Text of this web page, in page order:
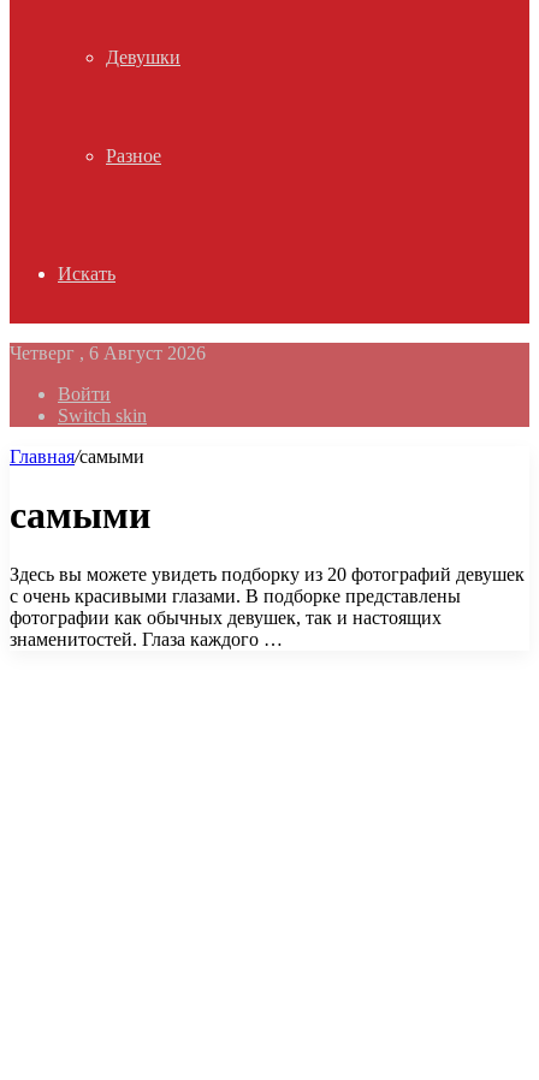
Девушки
Разное
Искать
Четверг , 6 Август 2026
Войти
Switch skin
Главная/самыми
самыми
Здесь вы можете увидеть подборку из 20 фотографий девушек
с очень красивыми глазами. В подборке представлены
фотографии как обычных девушек, так и настоящих
знаменитостей. Глаза каждого …